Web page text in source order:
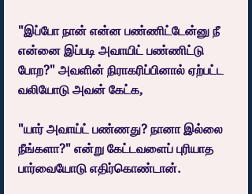
"இப்போ நான் என்ன பண்ணிட்டேன்னு நீ
என்னை இப்படி அவாயிட் பண்ணிட்டு
போற?" அவளின் நிராகரிப்பினால் ஏற்பட்ட
வலியோடு அவன் கேட்க,
"யார் அவாய்ட் பண்ணது? நானா இல்லை
நீங்களா?" என்று கேட்டவளைப் புரியாத
பார்வையோடு எதிர்கொண்டான்.